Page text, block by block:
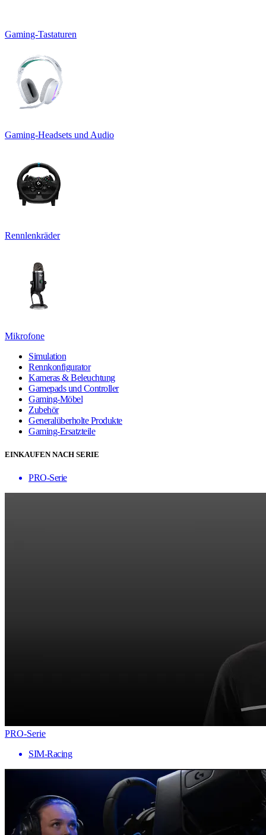
Gaming-Tastaturen
Gaming-Headsets und Audio
Rennlenkräder
Mikrofone
Simulation
Rennkonfigurator
Kameras & Beleuchtung
Gamepads und Controller
Gaming-Möbel
Zubehör
Generalüberholte Produkte
Gaming-Ersatzteile
EINKAUFEN NACH SERIE
PRO-Serie
PRO-Serie
SIM-Racing